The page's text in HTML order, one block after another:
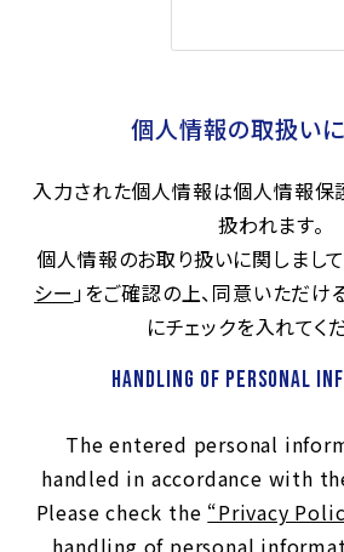
個人情報の取扱い
入力された個人情報は個人情報保
扱われます。
個人情報のお取り扱いに関しまして
シー 」をご確認の上、同意いただけ
にチェックを入れてく
Handling of Personal
The entered personal
handled in accordance with
Please check the “Privacy
handling of personal